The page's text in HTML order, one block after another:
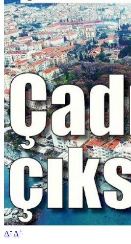
A- A+